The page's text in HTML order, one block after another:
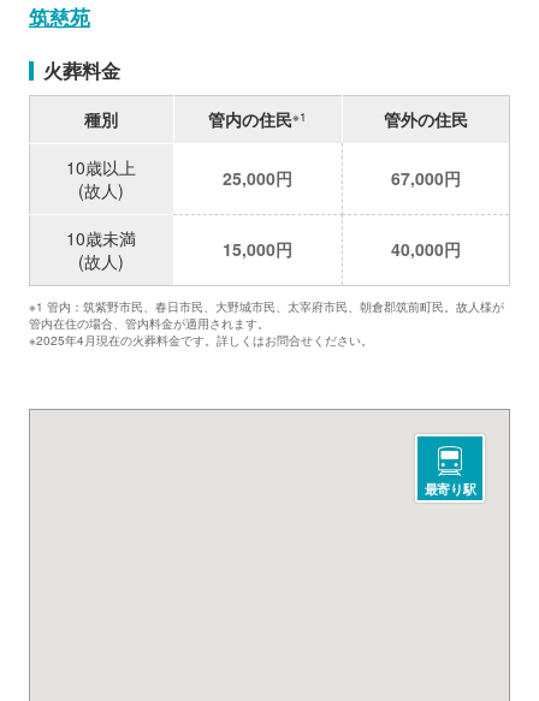
筑慈苑
火葬料金
種別 管内の住民※1
管外の住民
10歳以上
(故人)
25,000円 67,000円
10歳未満
(故人)
15,000円 40,000円
※1 管内：筑紫野市民、春日市民、大野城市民、太宰府市民、朝倉郡筑前町民。故人様が
管内在住の場合、管内料金が適用されます。
※2025年4月現在の火葬料金です。詳しくはお問合せください。
最寄り駅